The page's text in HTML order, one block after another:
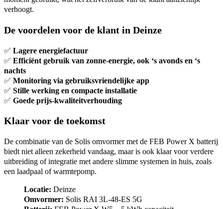
verhoogt.
De voordelen voor de klant in Deinze
✅ Lagere energiefactuur
✅ Efficiënt gebruik van zonne-energie, ook ‘s avonds en ‘s
nachts
✅ Monitoring via gebruiksvriendelijke app
✅ Stille werking en compacte installatie
✅ Goede prijs-kwaliteitverhouding
Klaar voor de toekomst
De combinatie van de Solis omvormer met de FEB Power X batterij
biedt niet alleen zekerheid vandaag, maar is ook klaar voor verdere
uitbreiding of integratie met andere slimme systemen in huis, zoals
een laadpaal of warmtepomp.
Locatie: Deinze
Omvormer: Solis RAI 3L-48-ES 5G